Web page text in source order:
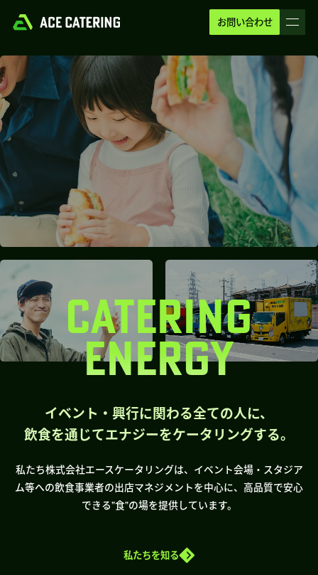
お問い合わせ
CATERING
ENERGY
イベント・興行に関わる全ての人に、
飲食を通じてエナジーをケータリングする。
私たち株式会社エースケータリングは、イベント会場・スタジア
ム等への飲食事業者の出店マネジメントを中心に、高品質で安心
できる”食”の場を提供しています。
私たちを知る